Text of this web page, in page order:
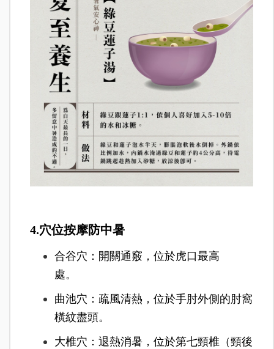
4.穴位按摩防中暑
合谷穴：開關通竅，位於虎口最高
處。
曲池穴：疏風清熱，位於手肘外側的肘窩
橫紋盡頭。
大椎穴：退熱消暑，位於第七頸椎（頸後